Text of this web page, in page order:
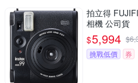
拍立得
相機 公司貨
$5,994 $
挑戰低價
券